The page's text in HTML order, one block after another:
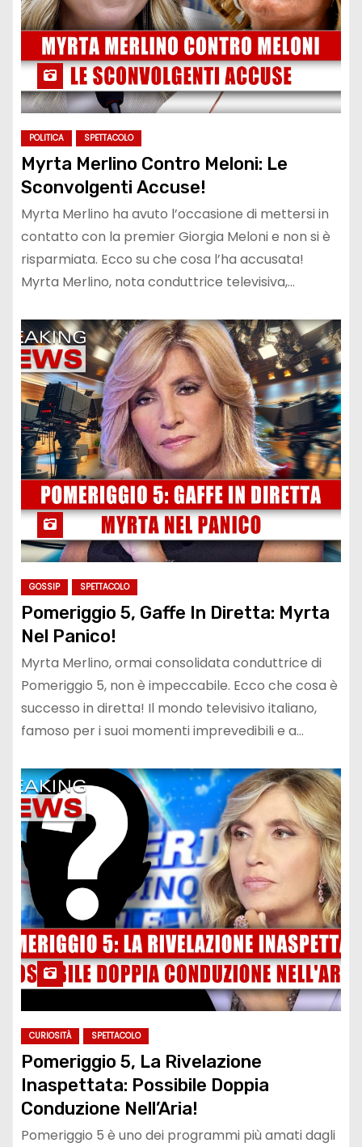
POLITICA SPETTACOLO
Myrta Merlino Contro Meloni: Le
Sconvolgenti Accuse!
Myrta Merlino ha avuto l’occasione di mettersi in
contatto con la premier Giorgia Meloni e non si è
risparmiata. Ecco su che cosa l’ha accusata!
Myrta Merlino, nota conduttrice televisiva,…
GOSSIP SPETTACOLO
Pomeriggio 5, Gaffe In Diretta: Myrta
Nel Panico!
Myrta Merlino, ormai consolidata conduttrice di
Pomeriggio 5, non è impeccabile. Ecco che cosa è
successo in diretta! Il mondo televisivo italiano,
famoso per i suoi momenti imprevedibili e a…
CURIOSITÀ SPETTACOLO
Pomeriggio 5, La Rivelazione
Inaspettata: Possibile Doppia
Conduzione Nell’Aria!
Pomeriggio 5 è uno dei programmi più amati dagli